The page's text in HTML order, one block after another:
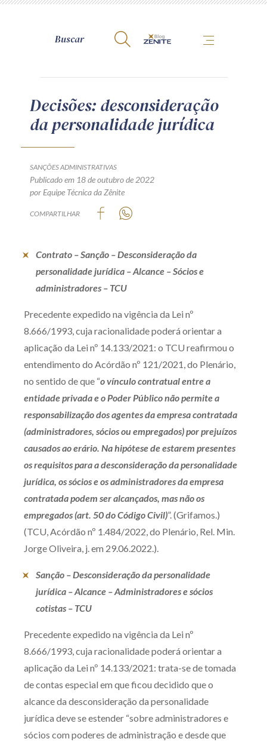
A Zênite
Como publicar conosco
Termos de uso
Guia de Direitos dos Titulares de Dados
Produtos e serviços
Zênite Fácil IA
Zênite Play
Orientação por Escrito
Mentoria Zênite
Capacitação
Zênite Online
Eventos presenciais
Zênite in Company
Diferenciais
Receba por RSS
Av. Sete de Setembro, 4698
Batel Curitiba
Telefone (41) 2109-8666
Whatsapp (41) 98881-6616
Decisões: desconsideração
da personalidade jurídica
SANÇÕES ADMINISTRATIVAS
Publicado em 18 de outubro de 2022
por Equipe Técnica da Zênite
COMPARTILHAR
Contrato – Sanção – Desconsideração da
personalidade jurídica – Alcance – Sócios e
administradores – TCU
Precedente expedido na vigência da Lei nº
8.666/1993, cuja racionalidade poderá orientar a
aplicação da Lei nº 14.133/2021: o TCU reafirmou o
entendimento do Acórdão nº 121/2021, do Plenário,
no sentido de que “o vínculo contratual entre a
entidade privada e o Poder Público não permite a
responsabilização dos agentes da empresa contratada
(administradores, sócios ou empregados) por prejuízos
causados ao erário. Na hipótese de estarem presentes
os requisitos para a desconsideração da personalidade
jurídica, os sócios e os administradores da empresa
contratada podem ser alcançados, mas não os
empregados (art. 50 do Código Civil)”. (Grifamos.)
(TCU, Acórdão nº 1.484/2022, do Plenário, Rel. Min.
Jorge Oliveira, j. em 29.06.2022.).
Sanção – Desconsideração da personalidade
jurídica – Alcance – Administradores e sócios
cotistas – TCU
Precedente expedido na vigência da Lei nº
8.666/1993, cuja racionalidade poderá orientar a
aplicação da Lei nº 14.133/2021: trata-se de tomada
de contas especial em que ficou decidido que o
alcance da desconsideração da personalidade
jurídica deve se estender “sobre administradores e
sócios com poderes de administração e desde que